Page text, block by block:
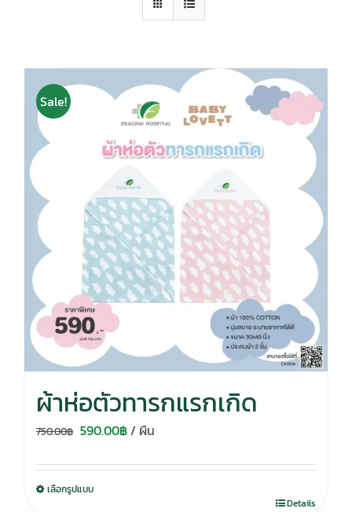
Sale!
ผ้าห่อตัวทารกแรกเกิด
750.00฿ Original
was:
750.00฿.
590.00฿Current
is:
/ ผืน
เลือกรูปแบบ
Details